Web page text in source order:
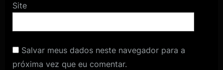
Site
Salvar meus dados neste navegador para a
próxima vez que eu comentar.